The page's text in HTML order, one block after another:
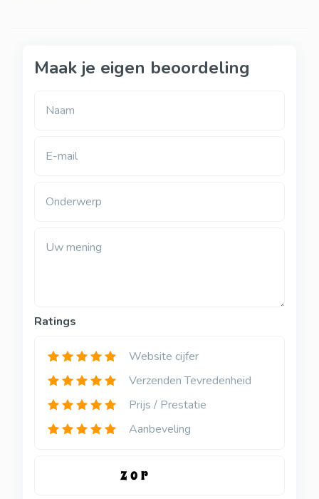
Maak je eigen beoordeling
Naam
E-mail
Onderwerp
Uw mening
Ratings
Website cijfer
Verzenden Tevredenheid
Prijs / Prestatie
Aanbeveling